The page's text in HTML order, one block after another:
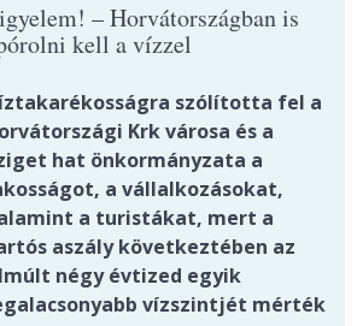
– Horvátországban is
kell a vízzel
szólította fel a
Krk városa és a
hat önkormányzata a
a vállalkozásokat,
a turistákat, mert a
aszály következtében az
négy évtized egyik
vízszintjét mérték